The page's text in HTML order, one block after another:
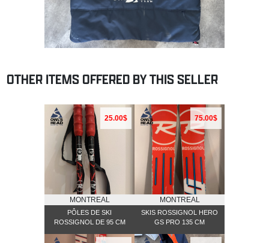
OTHER ITEMS OFFERED BY THIS SELLER
25.00$
MONTREAL
PÔLES DE SKI
ROSSIGNOL DE 95 CM
75.00$
MONTREAL
SKIS ROSSIGNOL HERO
GS PRO 135 CM